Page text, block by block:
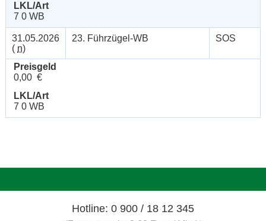
LKL/Art
7 0 WB
31.05.2026
( n)
23. Führzügel-WB SOS
Preisgeld
0,00 €
LKL/Art
7 0 WB
Hotline: 0 900 / 18 12 345